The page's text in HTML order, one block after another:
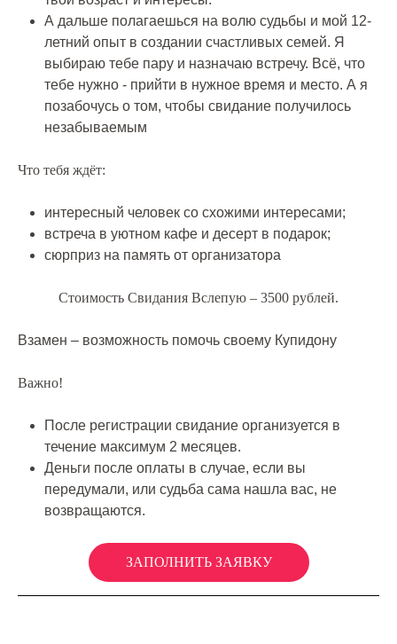
А дальше полагаешься на волю судьбы и мой 12-
летний опыт в создании счастливых семей. Я
выбираю тебе пару и назначаю встречу. Всё, что
тебе нужно - прийти в нужное время и место. А я
позабочусь о том, чтобы свидание получилось
незабываемым
Что тебя ждёт:
интересный человек со схожими интересами;
встреча в уютном кафе и десерт в подарок;
сюрприз на память от организатора
Стоимость Свидания Вслепую – 3500 рублей.
Взамен – возможность помочь своему Купидону
Важно!
После регистрации свидание организуется в
течение максимум 2 месяцев.
Деньги после оплаты в случае, если вы
передумали, или судьба сама нашла вас, не
возвращаются.
ЗАПОЛНИТЬ ЗАЯВКУ